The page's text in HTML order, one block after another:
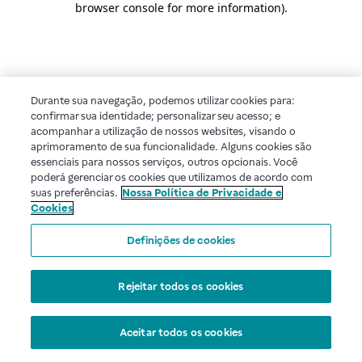
browser console for more information).
Durante sua navegação, podemos utilizar cookies para:
confirmar sua identidade; personalizar seu acesso; e
acompanhar a utilização de nossos websites, visando o
aprimoramento de sua funcionalidade. Alguns cookies são
essenciais para nossos serviços, outros opcionais. Você
poderá gerenciar os cookies que utilizamos de acordo com
suas preferências. Nossa Política de Privacidade e
Cookies
Definições de cookies
Rejeitar todos os cookies
Aceitar todos os cookies